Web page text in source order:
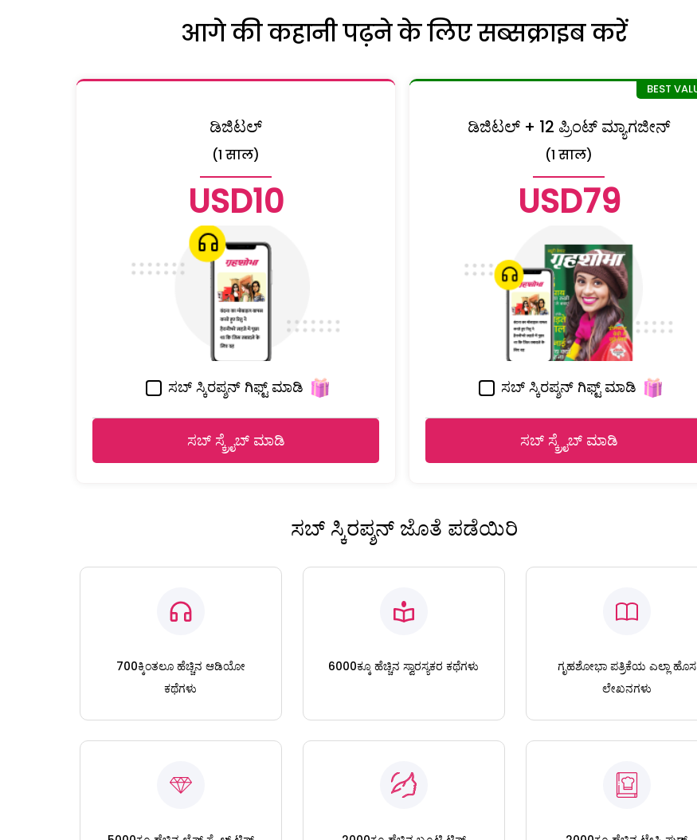
आगे की कहानी पढ़ने के लिए सब्सक्राइब करें
ಡಿಜಿಟಲ್
(1 साल)
USD10
ಸಬ್ ಸ್ಕಿರಪ್ಶನ್ ಗಿಫ್ಟ್ ಮಾಡಿ
ಸಬ್ ಸ್ಕ್ರೈಬ್ ಮಾಡಿ
ಡಿಜಿಟಲ್ + 12 ಪ್ರಿಂಟ್ ಮ್ಯಾಗಜೀನ್
(1 साल)
USD79
ಸಬ್ ಸ್ಕಿರಪ್ಶನ್ ಗಿಫ್ಟ್ ಮಾಡಿ
ಸಬ್ ಸ್ಕ್ರೈಬ್ ಮಾಡಿ
ಸಬ್ ಸ್ಕಿರಪ್ಶನ್ ಜೊತೆ ಪಡೆಯಿರಿ
700ಕ್ಕಿಂತಲೂ ಹೆಚ್ಚಿನ ಆಡಿಯೋ
ಕಥೆಗಳು
6000ಕ್ಕೂ ಹೆಚ್ಚಿನ ಸ್ವಾರಸ್ಯಕರ ಕಥೆಗಳು
ಗೃಹಶೋಭಾ ಪತ್ರಿಕೆಯ ಎಲ್ಲಾ ಹೊಸ
ಲೇಖನಗಳು